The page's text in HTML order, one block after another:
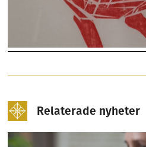
Relaterade nyheter